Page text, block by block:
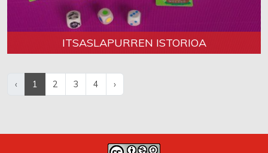
ITSASLAPURREN ISTORIOA
‹ 1 2 3 4 ›